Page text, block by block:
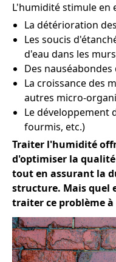
L'humidité stimule en
La détérioration
Les soucis
d'eau dans les
Des
La croissance des
autres micro-
Le développement
fourmis, etc.)
Traiter l'humidité
d'optimiser la
tout en assurant la
structure. Mais quel
traiter ce problème à